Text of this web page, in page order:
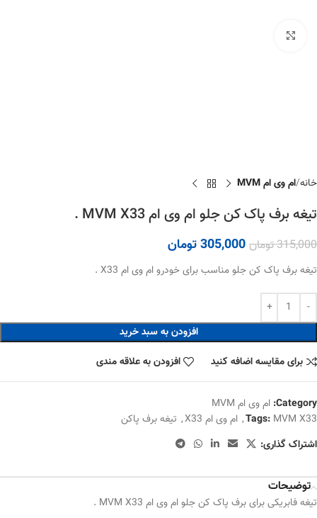
خانه ام وی ام MVM
تیغه برف پاک کن جلو ام وی ام MVM X33 .
315,000تومان305,000تومان
تیغه برف پاک کن جلو مناسب برای خودرو ام وی ام X33 .
افزودن به سبد خرید
برای مقایسه اضافه کنید
افزودن به علاقه مندی
Category: ام وی ام MVM
Tags: MVM X33
, ام وی ام X33 , تیغه برف پاکن
اشتراک گذاری:
توضیحات
تیغه فابریکی برای برف پاک کن جلو ام وی ام MVM X33 .